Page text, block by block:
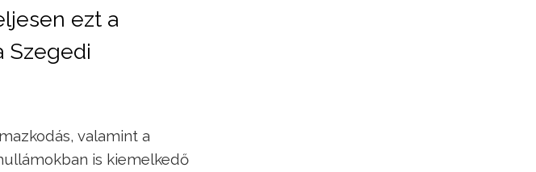
ezt a
Szegedi
valamint a
is kiemelkedő